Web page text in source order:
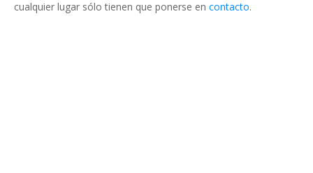
cualquier lugar sólo tienen que ponerse en contacto.